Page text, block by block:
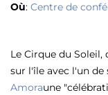
Où: Centre de
Le Cirque du
sur l'île avec l'un de
Amoraune